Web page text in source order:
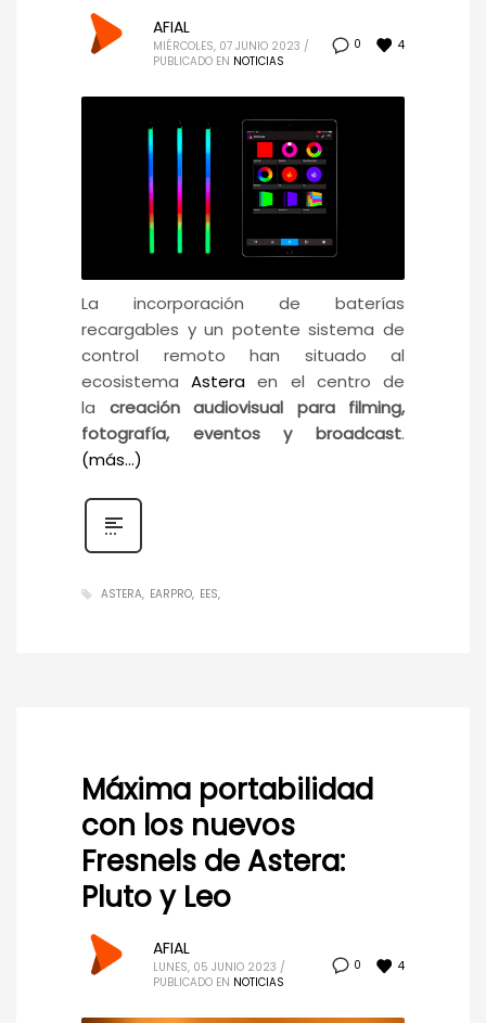
0 4
AFIAL
MIÉRCOLES, 07 JUNIO 2023 /
PUBLICADO EN NOTICIAS
La incorporación de baterías
recargables y un potente sistema de
control remoto han situado al
ecosistemaAstera en el centro de
la creación audiovisual para filming,
fotografía, eventos y broadcast.
(más…)
ASTERA EARPRO EES
Máxima portabilidad
con los nuevos
Fresnels de Astera:
Pluto y Leo
0 4
AFIAL
LUNES, 05 JUNIO 2023 /
PUBLICADO EN NOTICIAS